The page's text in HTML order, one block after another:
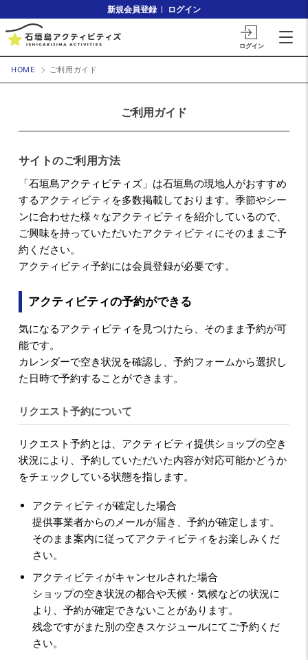
新規会員登録 ログイン
ログイン
HOME ご利用ガイド
ご利用ガイド
サイトのご利用方法
「石垣島アクティビティズ」は石垣島の現地人がおすすめ
するアクティビティを多数掲載しております。季節やシー
ンに合わせた様々なアクティビティを紹介しているので、
ご興味を持っていただいたアクティビティにそのままご予
約ください。
アクティビティ予約には会員登録が必要です。
アクティビティの予約ができる
気になるアクティビティを見つけたら、そのまま予約が可
能です。
カレンダーで空き状況を確認し、予約フォームから選択し
た日時で予約することができます。
リクエスト予約について
リクエスト予約とは、アクティビティ提供ショップの空き
状況により、予約していただいた内容が対応可能かどうか
をチェックしている状態を指します。
アクティビティが確定した場合
提供事業者からのメールが届き、予約が確定します。
そのまま案内に従ってアクティビティをお楽しみくだ
さい。
アクティビティがキャンセルされた場合
ショップの空き状況の都合や天候・気候などの状況に
より、予約が確定できないことがあります。
残念ですがまた別の空きスケジュールにてご予約くだ
さい。